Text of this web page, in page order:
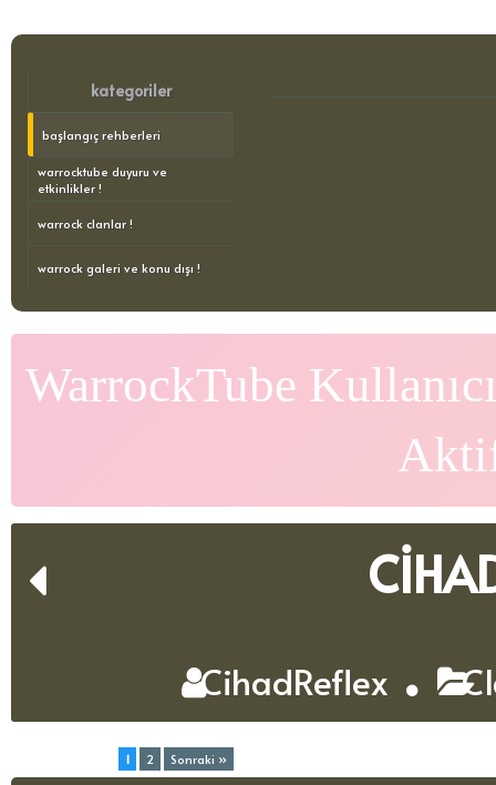
kategoriler
başlangıç rehberleri
warrocktube duyuru ve
etkinlikler !
warrock clanlar !
warrock galeri ve konu dışı !
WarrockTube
CihadReflex
1 2 Sonraki »